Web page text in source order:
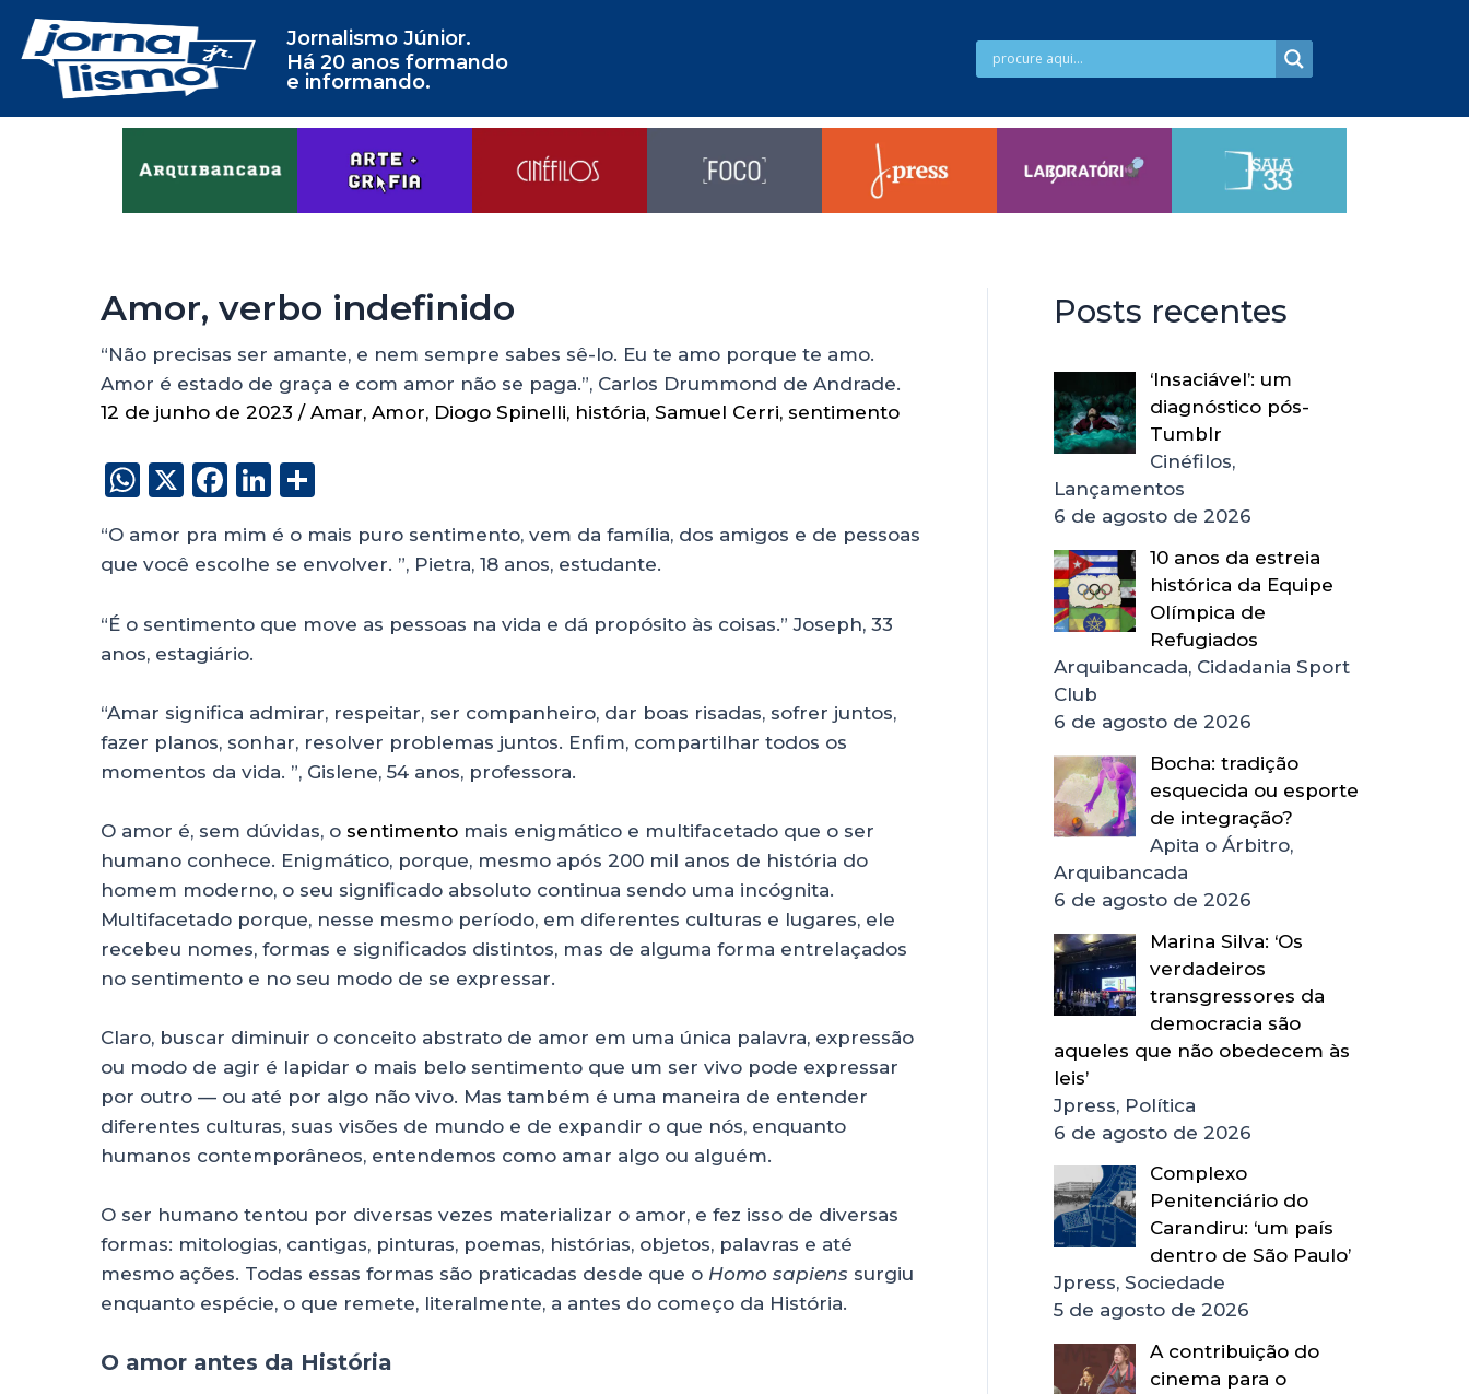
Jornalismo Júnior.
Há 20 anos formando
e informando.
Amor, verbo indefinido
“Não precisas ser amante, e nem sempre sabes sê-lo. Eu te amo porque te amo.
Amor é estado de graça e com amor não se paga.”, Carlos Drummond de Andrade.
12 de junho de 2023 / Amar, Amor, Diogo Spinelli, história, Samuel Cerri, sentimento
W
a
ts
A
p
X
F
c
e
b
o
k
Li
k
e
dI
a
re
“O amor pra mim é o mais puro sentimento, vem da família, dos amigos e de pessoas
que você escolhe se envolver. ”, Pietra, 18 anos, estudante.
“É o sentimento que move as pessoas na vida e dá propósito às coisas.” Joseph, 33
anos, estagiário.
“Amar significa admirar, respeitar, ser companheiro, dar boas risadas, sofrer juntos,
fazer planos, sonhar, resolver problemas juntos. Enfim, compartilhar todos os
momentos da vida. ”, Gislene, 54 anos, professora.
O amor é, sem dúvidas, o sentimento mais enigmático e multifacetado que o ser
humano conhece. Enigmático, porque, mesmo após 200 mil anos de história do
homem moderno, o seu significado absoluto continua sendo uma incógnita.
Multifacetado porque, nesse mesmo período, em diferentes culturas e lugares, ele
recebeu nomes, formas e significados distintos, mas de alguma forma entrelaçados
no sentimento e no seu modo de se expressar.
Claro, buscar diminuir o conceito abstrato de amor em uma única palavra, expressão
ou modo de agir é lapidar o mais belo sentimento que um ser vivo pode expressar
por outro — ou até por algo não vivo. Mas também é uma maneira de entender
diferentes culturas, suas visões de mundo e de expandir o que nós, enquanto
humanos contemporâneos, entendemos como amar algo ou alguém.
O ser humano tentou por diversas vezes materializar o amor, e fez isso de diversas
formas: mitologias, cantigas, pinturas, poemas, histórias, objetos, palavras e até
mesmo ações. Todas essas formas são praticadas desde que o Homo sapiens surgiu
enquanto espécie, o que remete, literalmente, a antes do começo da História.
O amor antes da História
Posts recentes
‘Insaciável’: um
diagnóstico pós-
Tumblr
Cinéfilos,
Lançamentos
6 de agosto de 2026
10 anos da estreia
histórica da Equipe
Olímpica de
Refugiados
Arquibancada, Cidadania Sport
Club
6 de agosto de 2026
Bocha: tradição
esquecida ou esporte
de integração?
Apita o Árbitro,
Arquibancada
6 de agosto de 2026
Marina Silva: ‘Os
verdadeiros
transgressores da
democracia são
aqueles que não obedecem às
leis’
Jpress, Política
6 de agosto de 2026
Complexo
Penitenciário do
Carandiru: ‘um país
dentro de São Paulo’
Jpress, Sociedade
5 de agosto de 2026
A contribuição do
cinema para o